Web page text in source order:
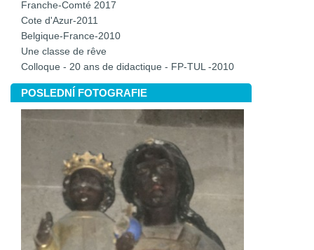
Franche-Comté 2017
Cote d'Azur-2011
Belgique-France-2010
Une classe de rêve
Colloque - 20 ans de didactique - FP-TUL -2010
POSLEDNÍ FOTOGRAFIE